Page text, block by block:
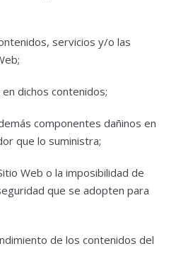
servicios y/o las
dichos contenidos;
componentes dañinos en
que lo suministra;
Web o la imposibilidad de
que se adopten para
de los contenidos del